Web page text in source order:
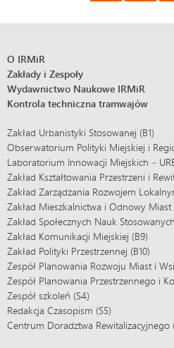
O IRMiR
Zakłady i Zespoły
Wydawnictwo Naukowe IRMiR
Kontrola techniczna tramwajów
Zakład Urbanistyki Stosowanej (B1)
Obserwatorium Polityki Miejskiej i
Laboratorium Innowacji Miejskich –
Zakład Kształtowania Przestrzeni i
Zakład Zarządzania Rozwojem
Zakład Mieszkalnictwa i Odnowy Miast
Zakład Społecznych Nauk
Zakład Komunikacji Miejskiej (B9)
Zakład Polityki Przestrzennej (B10)
Zespół Planowania Rozwoju Miast i Wsi
Zespół Planowania Przestrzennego i
Zespół szkoleń (S4)
Redakcja Czasopism (S5)
Centrum Doradztwa Rewitalizacyjnego